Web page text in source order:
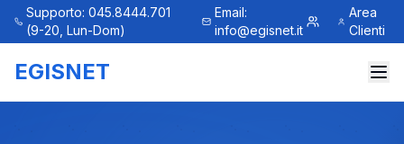
Supporto: 045.8444.701
(9-20, Lun-Dom)
Email:
info@egisnet.it
Area
Clienti
EGISNET